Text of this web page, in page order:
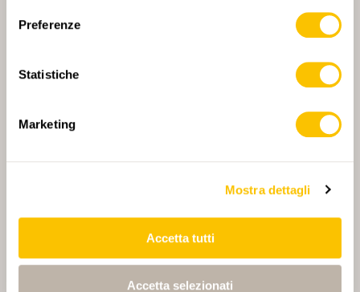
Preferenze
Statistiche
Marketing
Mostra dettagli
Accetta tutti
Accetta selezionati